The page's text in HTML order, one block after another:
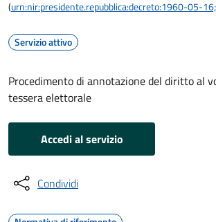
(urn:nir:presidente.repubblica:decreto:1960-05-
Servizio attivo
Procedimento di annotazione del diritto al
tessera elettorale
Accedi al servizio
Condividi